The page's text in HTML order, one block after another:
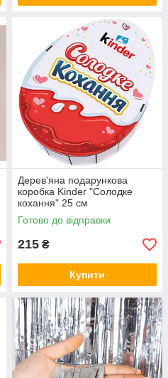
Дерев'яна подарункова
коробка Kinder "Солодке
кохання" 25 см
Готово до відправки
215 ₴
Купити